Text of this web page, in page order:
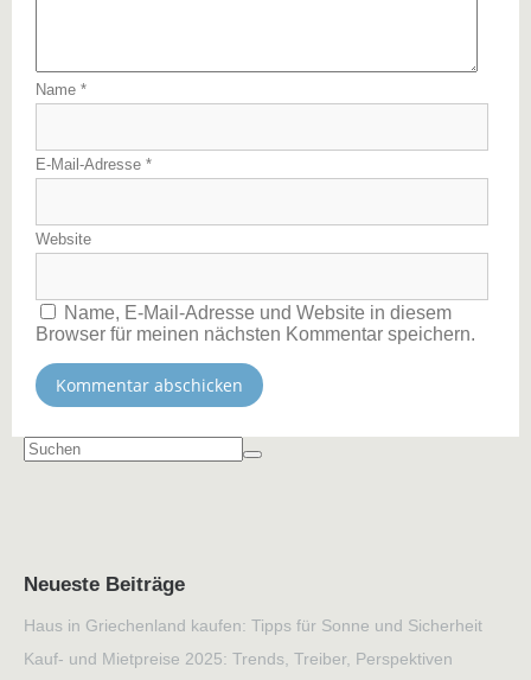
Name *
E-Mail-Adresse *
Website
Name, E-Mail-Adresse und Website in diesem
Browser für meinen nächsten Kommentar speichern.
Neueste Beiträge
Haus in Griechenland kaufen: Tipps für Sonne und Sicherheit
Kauf- und Mietpreise 2025: Trends, Treiber, Perspektiven